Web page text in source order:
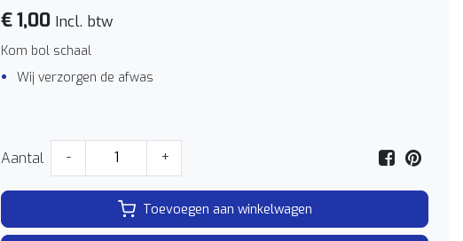
€ 1,00 Incl. btw
Kom bol schaal
Wij verzorgen de afwas
Aantal - +
Toevoegen aan winkelwagen